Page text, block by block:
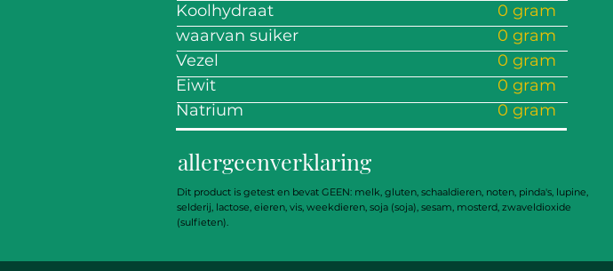
Koolhydraat
waarvan suiker
Vezel
Eiwit
Natrium
0 gram
0 gram
0 gram
0 gram
0 gram
allergeenverklaring
Dit product is getest en bevat GEEN: melk, gluten, schaaldieren, noten, pinda's, lupine,
selderij, lactose, eieren, vis, weekdieren, soja (soja), sesam, mosterd, zwaveldioxide
(sulfieten).